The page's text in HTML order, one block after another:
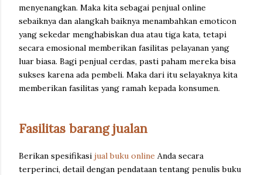
menyenangkan. Maka kita sebagai penjual online
sebaiknya dan alangkah baiknya menambahkan emoticon
yang sekedar menghabiskan dua atau tiga kata, tetapi
secara emosional memberikan fasilitas pelayanan yang
luar biasa. Bagi penjual cerdas, pasti paham mereka bisa
sukses karena ada pembeli. Maka dari itu selayaknya kita
memberikan fasilitas yang ramah kepada konsumen.
Fasilitas barang jualan
Berikan spesifikasi jual buku online Anda secara
terperinci, detail dengan pendataan tentang penulis buku